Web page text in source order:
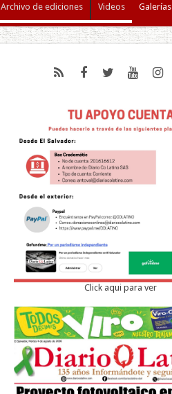
Archivo de ediciones Videos Galerías
Click aqui para ver